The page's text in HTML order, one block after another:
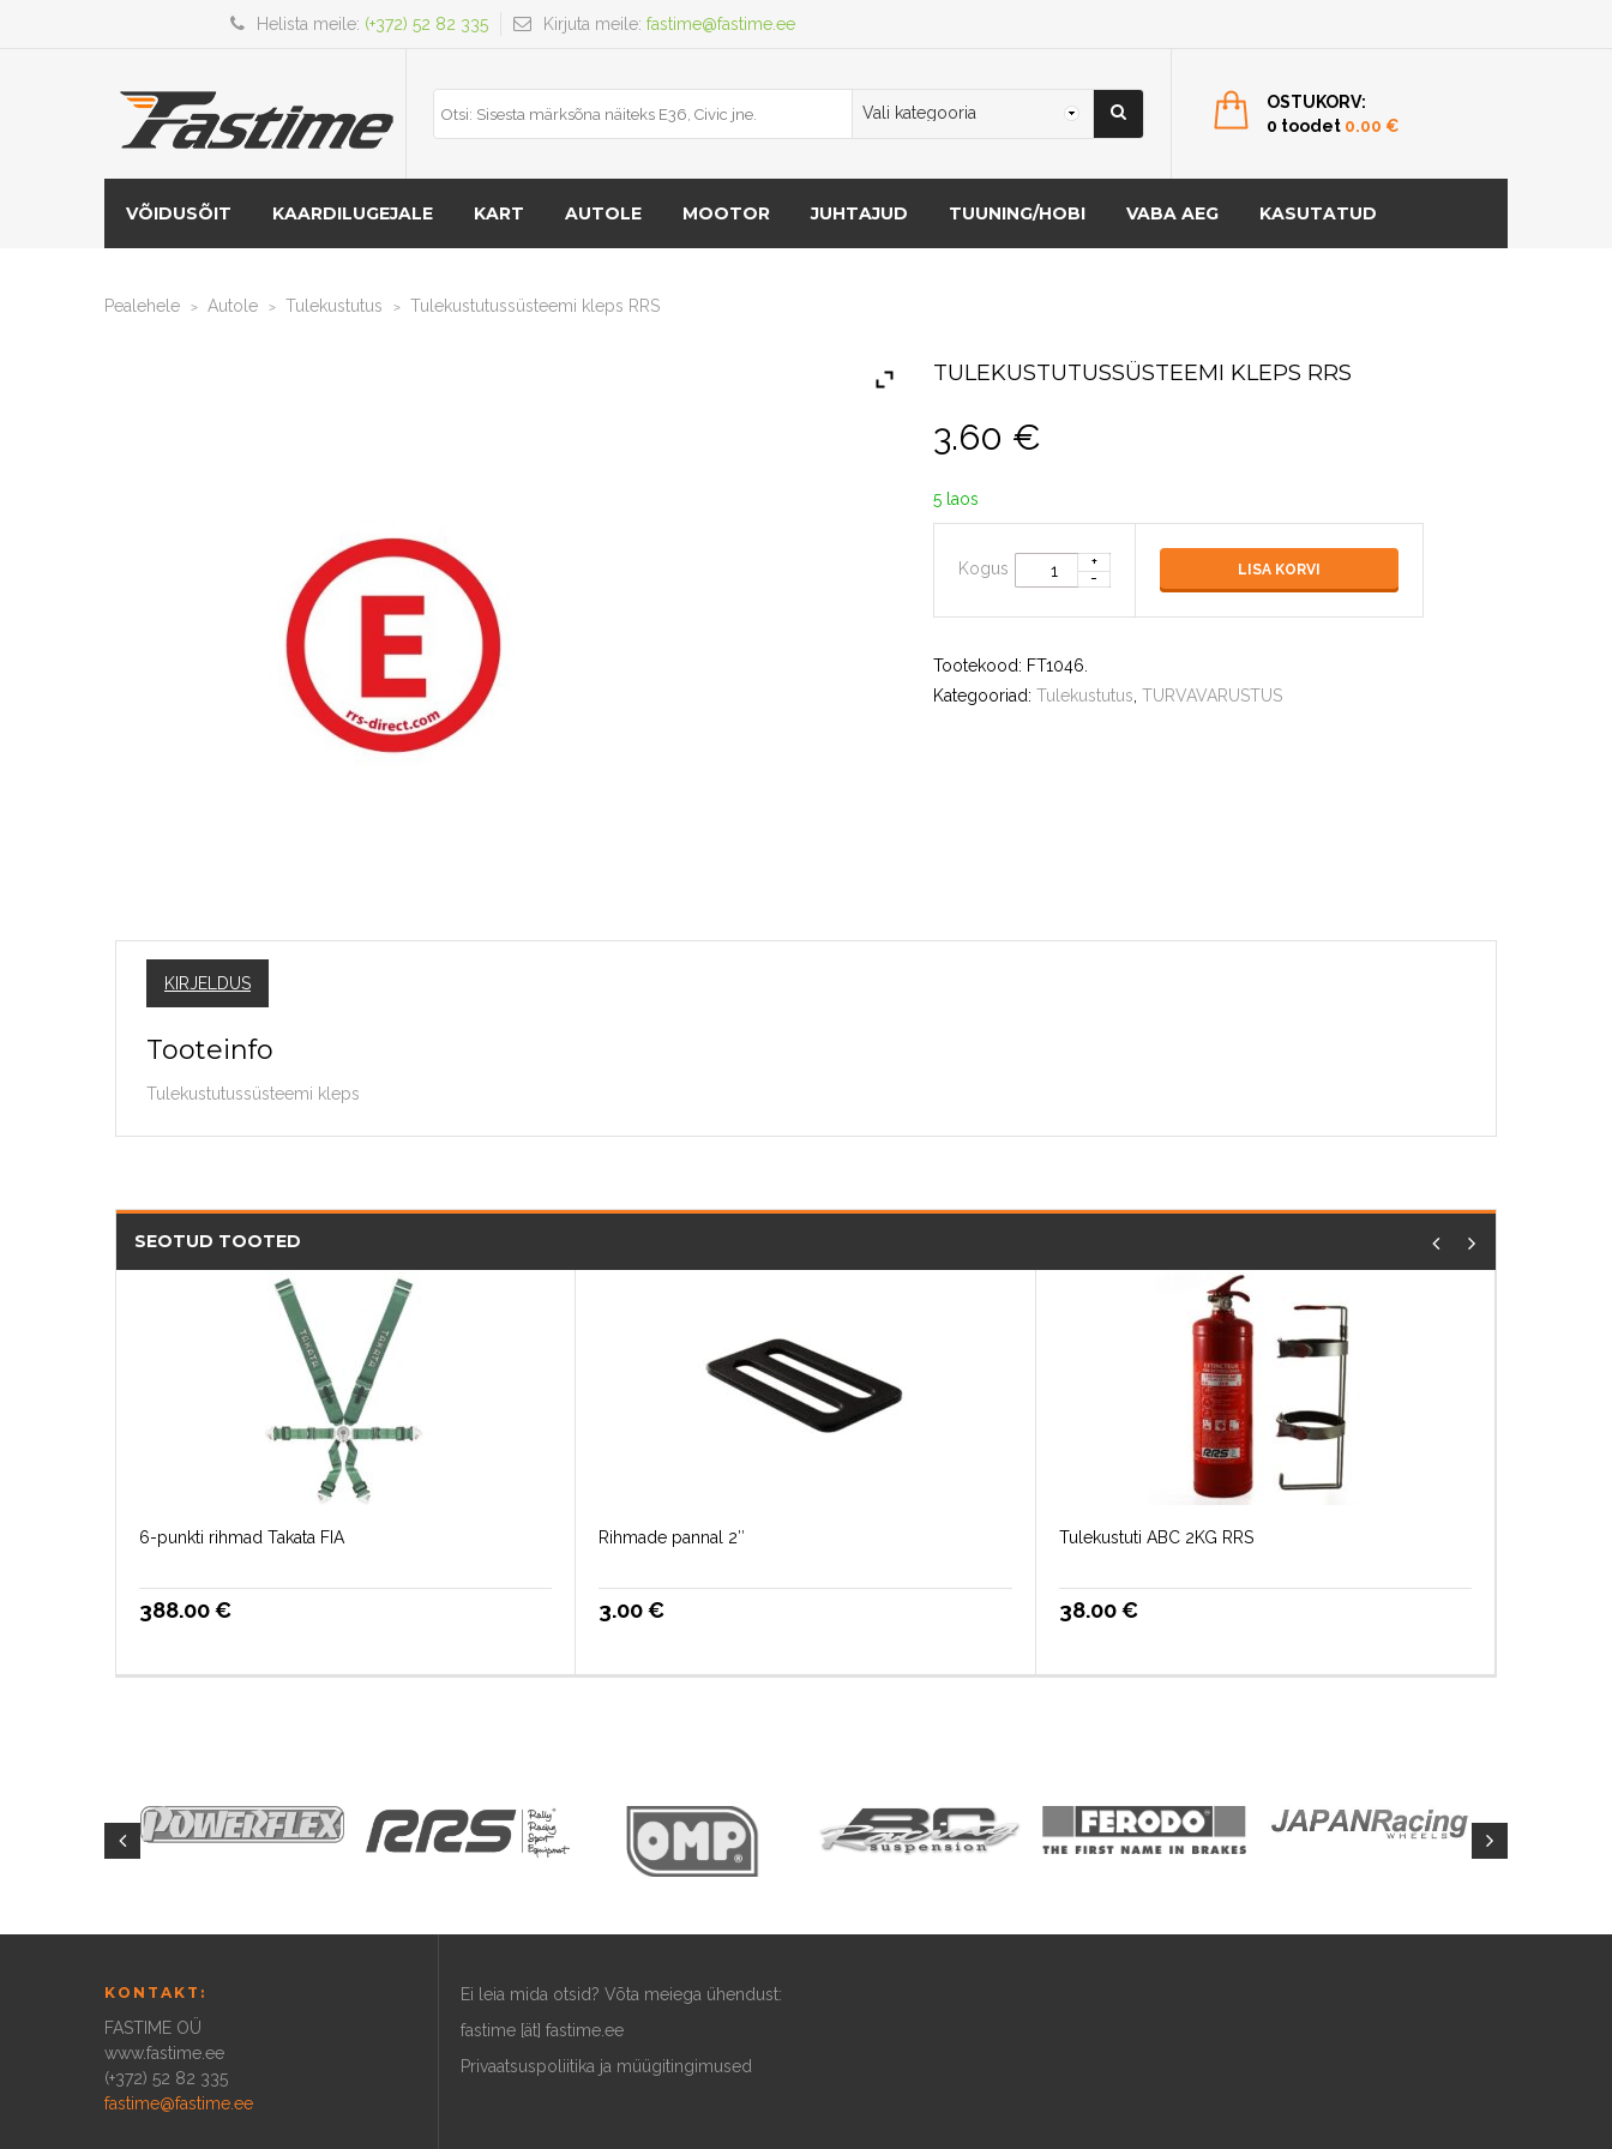
Kirjuta meile: fastime@fastime.ee
Helista meile: (+372) 52 82 335
OSTUKORV:
0 toodet 0.00 €
VÕIDUSÕIT KAARDILUGEJALE KART AUTOLE MOOTOR JUHTAJUD TUUNING/HOBI VABA AEG KASUTATUD
Pealehele > Autole > Tulekustutus > Tulekustutussüsteemi kleps RRS
TULEKUSTUTUSSÜSTEEMI KLEPS RRS
3.60 €
5 laos
Kogus LISA KORVI
Tootekood: FT1046
Kategooriad:Tulekustutus ,TURVAVARUSTUS
KIRJELDUS
Tooteinfo
Tulekustutussüsteemi kleps
SEOTUD TOOTED
6-punkti rihmad Takata FIA
388.00€
Rihmade pannal 2″
3.00€
Tulekustuti ABC 2KG RRS
38.00€
KONTAKT:
FASTIME OÜ
www.fastime.ee
(+372) 52 82 335
fastime@fastime.ee
Ei leia mida otsid? Võta meiega ühendust:
fastime [ät] fastime.ee
Privaatsuspoliitika ja müügitingimused